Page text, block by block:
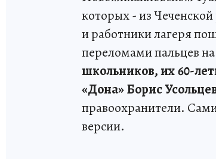
которых - из
и работники лагеря
переломами пальцев
школьников, их 60-
«Дона» Борис
правоохранители.
версии.